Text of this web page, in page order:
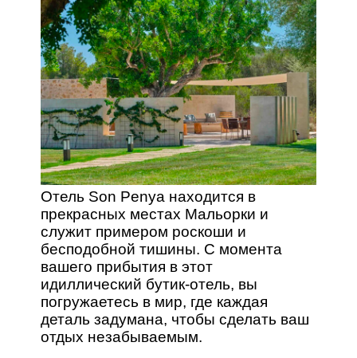
Отель Son Penya находится в
прекрасных местах Мальорки и
служит примером роскоши и
бесподобной тишины. С момента
вашего прибытия в этот
идиллический бутик-отель, вы
погружаетесь в мир, где каждая
деталь задумана, чтобы сделать ваш
отдых незабываемым.